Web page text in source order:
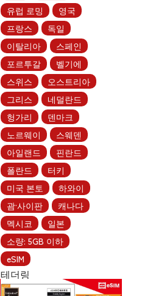
유럽 로밍
영국
프랑스
독일
이탈리아
스페인
포르투갈
벨기에
스위스
오스트리아
그리스
네덜란드
헝가리
덴마크
노르웨이
스웨덴
아일랜드
핀란드
폴란드
터키
미국 본토
하와이
괌·사이판
캐나다
멕시코
일본
소량: 5GB 이하
eSIM
테더링